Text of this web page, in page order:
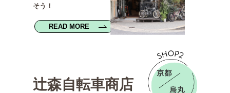
そう！
READ MORE
辻森自転車商店